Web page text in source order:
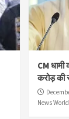
CM
करोड़ की
News